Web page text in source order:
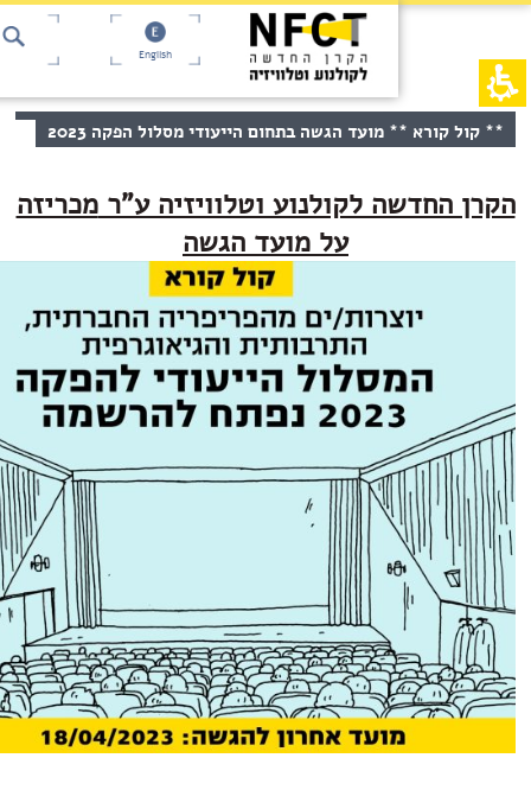
קורא ** מועד הגשה בתחום הייעודי מסלול הפקה 2023
החדשה לקולנוע וטלוויזיה ע"רמכריזה
על מועד הגשה